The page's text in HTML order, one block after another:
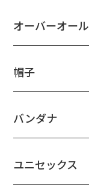
オーバーオール
帽子
バンダナ
ユニセックス